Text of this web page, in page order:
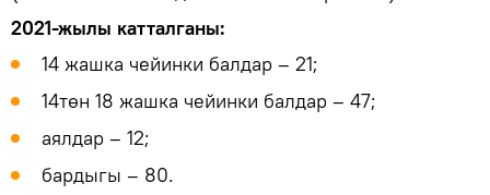
2021-жылы катталганы:
14 жашка чейинки балдар – 21;
14төн 18 жашка чейинки балдар – 47;
аялдар – 12;
бардыгы – 80.